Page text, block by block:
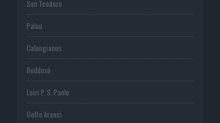
San Teodoro
Palau
Calangianus
Buddusò
Loiri P. S. Paolo
Golfo Aranci